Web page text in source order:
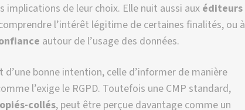
implications de leur choix. Elle nuit aussi aux éditeurs
l’intérêt légitime de certaines finalités, ou à
autour de l’usage des données.
bonne intention, celle d’informer de manière
l’exige le RGPD. Toutefois une CMP standard,
collés, peut être perçue davantage comme un